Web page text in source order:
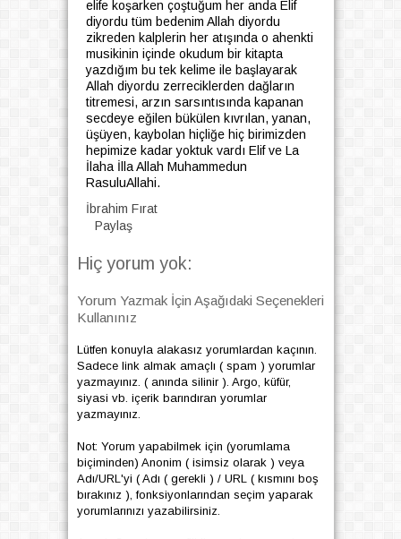
elife koşarken çoştuğum her anda Elif
diyordu tüm bedenim Allah diyordu
zikreden kalplerin her atışında o ahenkti
musikinin içinde okudum bir kitapta
yazdığım bu tek kelime ile başlayarak
Allah diyordu zerreciklerden dağların
titremesi, arzın sarsıntısında kapanan
secdeye eğilen bükülen kıvrılan, yanan,
üşüyen, kaybolan hiçliğe hiç birimizden
hepimize kadar yoktuk vardı Elif ve La
İlaha İlla Allah Muhammedun
RasuluAllahi.
İbrahim Fırat
Paylaş
Hiç yorum yok:
Yorum Yazmak İçin Aşağıdaki Seçenekleri
Kullanınız
Lütfen konuyla alakasız yorumlardan kaçının.
Sadece link almak amaçlı ( spam ) yorumlar
yazmayınız. ( anında silinir ). Argo, küfür,
siyasi vb. içerik barındıran yorumlar
yazmayınız.
Not: Yorum yapabilmek için (yorumlama
biçiminden) Anonim ( isimsiz olarak ) veya
Adı/URL'yi ( Adı ( gerekli ) / URL ( kısmını boş
bırakınız ), fonksiyonlarından seçim yaparak
yorumlarınızı yazabilirsiniz.